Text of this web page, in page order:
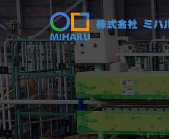
テ
ン
ツ
へ
ス
キ
ッ
プ